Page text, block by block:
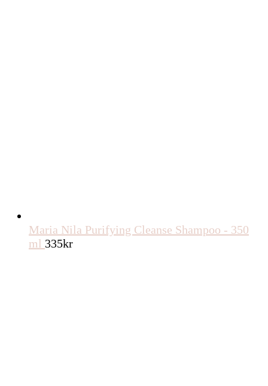
Maria Nila Purifying Cleanse Shampoo - 350
ml 335kr